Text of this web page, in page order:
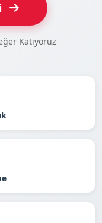
Katıyoruz